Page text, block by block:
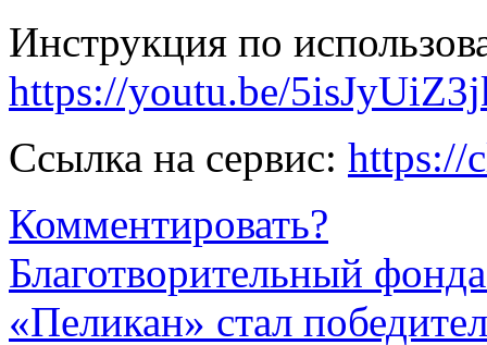
Инструкция по
https://youtu.be/
Ссылка на сервис: https://
Комментировать?
Благотворительный
«Пеликан» стал